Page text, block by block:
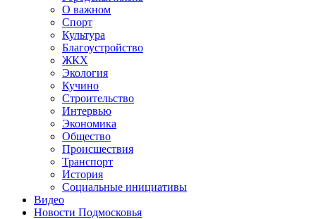
О важном
Спорт
Культура
Благоустройство
ЖКХ
Экология
Кучино
Строительство
Интервью
Экономика
Общество
Происшествия
Транспорт
История
Социальные инициативы
Видео
Новости Подмосковья